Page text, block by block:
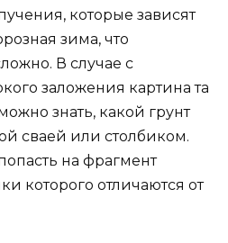
которые зависят
зима, что
В случае с
заложения картина та
знать, какой грунт
сваей или столбиком.
на фрагмент
которого отличаются от